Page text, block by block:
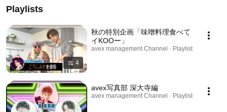
Playlists
4
秋の特別企画「味噌料理食べて
イKOOー」
avex management Channel · Playlist
avex写真部 深大寺編
avex management Channel · Playlist